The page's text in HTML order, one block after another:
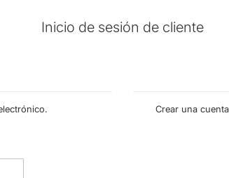
Inicio de sesión de cliente
Crear una